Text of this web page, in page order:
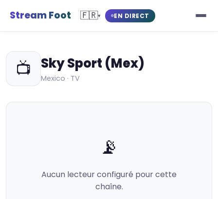
Stream Foot 🇫🇷▾ EN DIRECT
📺 Sky Sport (Mex)
Mexico · TV
📡
Aucun lecteur configuré pour cette
chaîne.